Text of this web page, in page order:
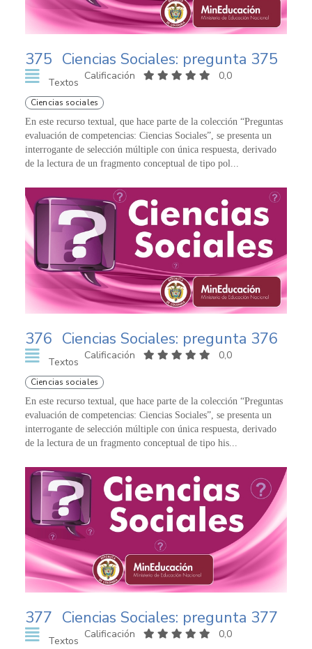
375 Ciencias Sociales: pregunta 375
Textos
Calificación 0,0
Ciencias sociales
En este recurso textual, que hace parte de la colección “Preguntas
evaluación de competencias: Ciencias Sociales”, se presenta un
interrogante de selección múltiple con única respuesta, derivado
de la lectura de un fragmento conceptual de tipo pol...
376 Ciencias Sociales: pregunta 376
Textos
Calificación 0,0
Ciencias sociales
En este recurso textual, que hace parte de la colección “Preguntas
evaluación de competencias: Ciencias Sociales”, se presenta un
interrogante de selección múltiple con única respuesta, derivado
de la lectura de un fragmento conceptual de tipo his...
377 Ciencias Sociales: pregunta 377
Textos
Calificación 0,0